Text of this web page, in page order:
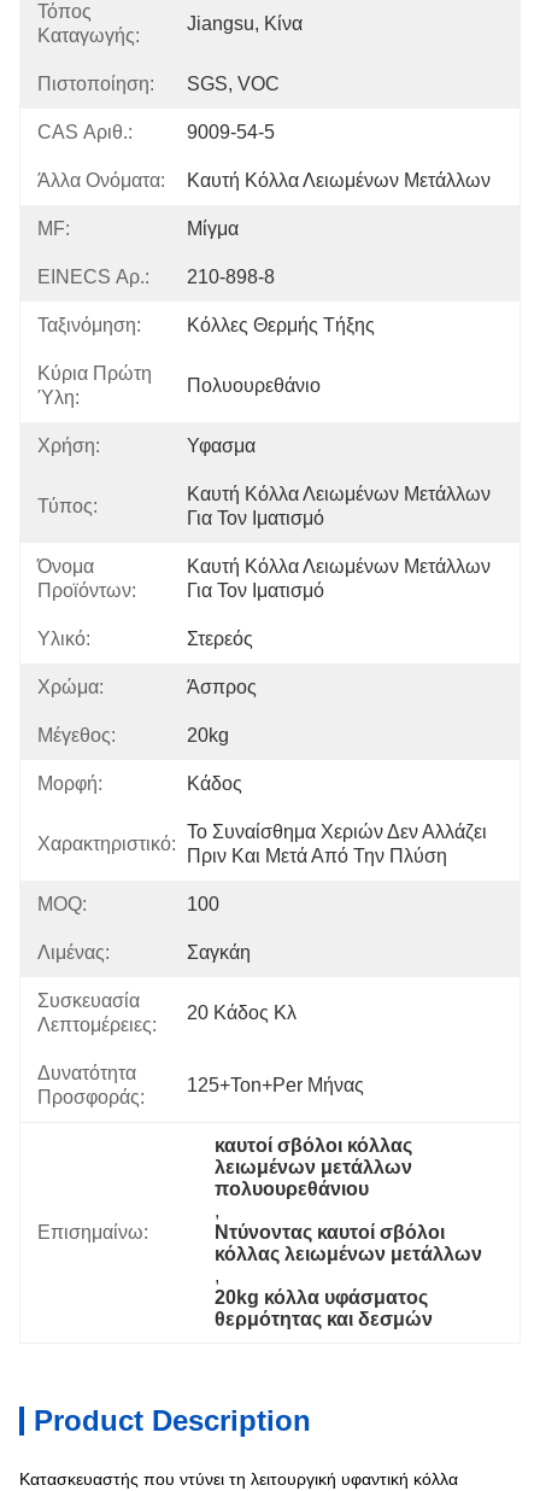
Τόπος
Καταγωγής:
Jiangsu, Κίνα
Πιστοποίηση: SGS, VOC
CAS Αριθ.: 9009-54-5
Άλλα Ονόματα: Καυτή Κόλλα Λειωμένων Μετάλλων
MF: Μίγμα
EINECS Αρ.: 210-898-8
Ταξινόμηση: Κόλλες Θερμής Τήξης
Κύρια Πρώτη
Ύλη:
Πολυουρεθάνιο
Χρήση: Υφασμα
Τύπος:
Καυτή Κόλλα Λειωμένων Μετάλλων
Για Τον Ιματισμό
Όνομα
Προϊόντων:
Καυτή Κόλλα Λειωμένων Μετάλλων
Για Τον Ιματισμό
Υλικό: Στερεός
Χρώμα: Άσπρος
Μέγεθος: 20kg
Μορφή: Κάδος
Χαρακτηριστικό:
Το Συναίσθημα Χεριών Δεν Αλλάζει
Πριν Και Μετά Από Την Πλύση
MOQ: 100
Λιμένας: Σαγκάη
Συσκευασία
Λεπτομέρειες:
20 Κάδος Κλ
Δυνατότητα
Προσφοράς:
125+Ton+per Μήνας
Επισημαίνω:
καυτοί σβόλοι κόλλας
λειωμένων μετάλλων
πολυουρεθάνιου
,
Ντύνοντας καυτοί σβόλοι
κόλλας λειωμένων μετάλλων
,
20kg κόλλα υφάσματος
θερμότητας και δεσμών
Product Description
Κατασκευαστής που ντύνει τη λειτουργική υφαντική κόλλα